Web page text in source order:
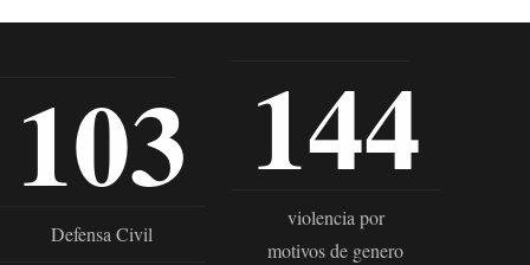
103
Defensa Civil
144
violencia por
motivos de genero